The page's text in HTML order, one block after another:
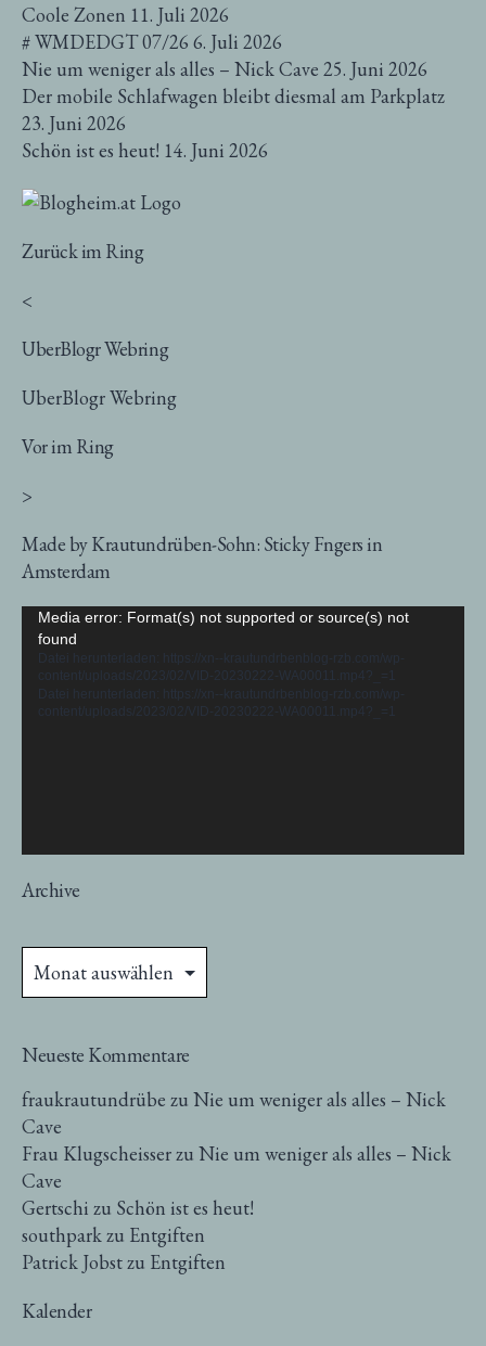
Coole Zonen 11. Juli 2026
# WMDEDGT 07/26 6. Juli 2026
Nie um weniger als alles – Nick Cave 25. Juni 2026
Der mobile Schlafwagen bleibt diesmal am Parkplatz
23. Juni 2026
Schön ist es heut! 14. Juni 2026
Zurück im Ring
<
UberBlogr Webring
UberBlogr Webring
Vor im Ring
>
Made by Krautundrüben-Sohn: Sticky Fngers in
Amsterdam
Video-
Player
Media error: Format(s) not supported or source(s) not
found
Datei herunterladen: https://xn--krautundrbenblog-rzb.com/wp-
content/uploads/2023/02/VID-20230222-WA00011.mp4?_=1
Datei herunterladen: https://xn--krautundrbenblog-rzb.com/wp-
content/uploads/2023/02/VID-20230222-WA00011.mp4?_=1
Archive
Neueste Kommentare
fraukrautundrübe zu Nie um weniger als alles – Nick
Cave
Frau Klugscheisserzu Nie um weniger als alles – Nick
Cave
Gertschi zu Schön ist es heut!
southparkzu Entgiften
Patrick Jobstzu Entgiften
Kalender